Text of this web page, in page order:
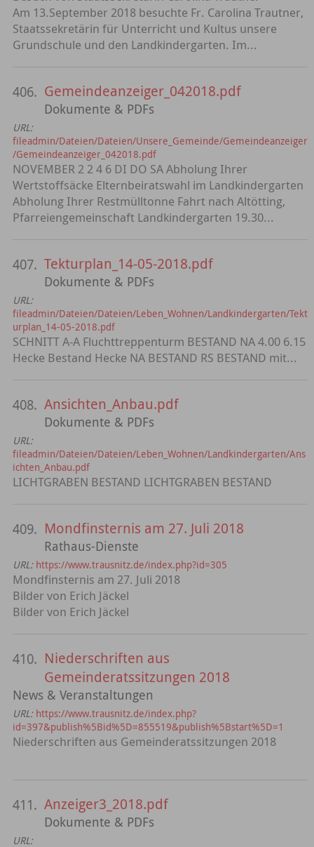
Am 13.September 2018 besuchte Fr. Carolina Trautner,
Staatssekretärin für Unterricht und Kultus unsere
Grundschule und den Landkindergarten. Im...
406. Gemeindeanzeiger_042018.pdf
Dokumente & PDFs
URL:
fileadmin/Dateien/Dateien/Unsere_Gemeinde/Gemeindeanzeiger
/Gemeindeanzeiger_042018.pdf
NOVEMBER 2 2 4 6 DI DO SA Abholung Ihrer
Wertstoffsäcke Elternbeiratswahl im Landkindergarten
Abholung Ihrer Restmülltonne Fahrt nach Altötting,
Pfarreiengemeinschaft Landkindergarten 19.30...
407. Tekturplan_14-05-2018.pdf
Dokumente & PDFs
URL:
fileadmin/Dateien/Dateien/Leben_Wohnen/Landkindergarten/Tekt
urplan_14-05-2018.pdf
SCHNITT A-A Fluchttreppenturm BESTAND NA 4.00 6.15
Hecke Bestand Hecke NA BESTAND RS BESTAND mit...
408. Ansichten_Anbau.pdf
Dokumente & PDFs
URL:
fileadmin/Dateien/Dateien/Leben_Wohnen/Landkindergarten/Ans
ichten_Anbau.pdf
LICHTGRABEN BESTAND LICHTGRABEN BESTAND
409. Mondfinsternis am 27. Juli 2018
Rathaus-Dienste
URL: https://www.trausnitz.de/index.php?id=305
Mondfinsternis am 27. Juli 2018
Bilder von Erich Jäckel
Bilder von Erich Jäckel
410. Niederschriften aus
Gemeinderatssitzungen 2018
News & Veranstaltungen
URL: https://www.trausnitz.de/index.php?
id=397&publish%5Bid%5D=855519&publish%5Bstart%5D=1
Niederschriften aus Gemeinderatssitzungen 2018
411. Anzeiger3_2018.pdf
Dokumente & PDFs
URL: